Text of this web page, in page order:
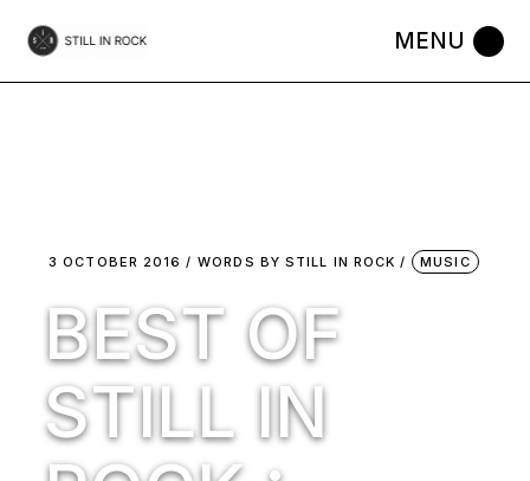
the
3 OCTOBER 2016 WORDS BYSTILL IN ROCK MUSIC
BEST OF
STILL IN